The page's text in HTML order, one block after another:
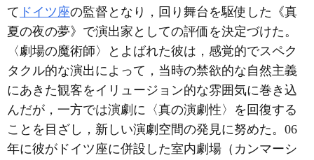
て ドイツ座の監督となり，回り舞台を駆使した《真
夏の夜の夢》で演出家としての評価を決定づけた。
〈劇場の魔術師〉とよばれた彼は，感覚的でスペク
タクル的な演出によって，当時の禁欲的な自然主義
にあきた観客をイリュージョン的な雰囲気に巻き込
んだが，一方では演劇に〈真の演劇性〉を回復する
ことを目ざし，新しい演劇空間の発見に努めた。06
年に彼がドイツ座に併設した室内劇場（カンマーシ